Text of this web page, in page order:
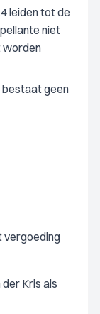
leiden tot de
niet
worden
bestaat geen
vergoeding
Kris als